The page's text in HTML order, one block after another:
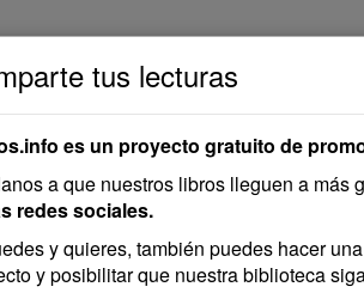
tus lecturas
es un proyecto gratuito de
a que nuestros libros lleguen a más
redes sociales.
y quieres, también puedes hacer
y posibilitar que nuestra biblioteca